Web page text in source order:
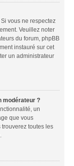
vous ne respectez
Veuillez noter
du forum, phpBB
instauré sur cet
un administrateur
modérateur ?
un
que vous
toutes les